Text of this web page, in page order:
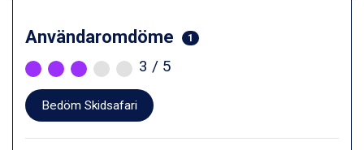
Champoluc från 5.945 kr.
Fieberbrunn från 9.645 kr.
Ischgl från 11.295 kr.
Wagrain från 7.095 kr.
Val Thorens från 8.395 kr.
St. Anton från 11.245 kr.
Användaromdöme 1
3 / 5
Bedöm Skidsafari